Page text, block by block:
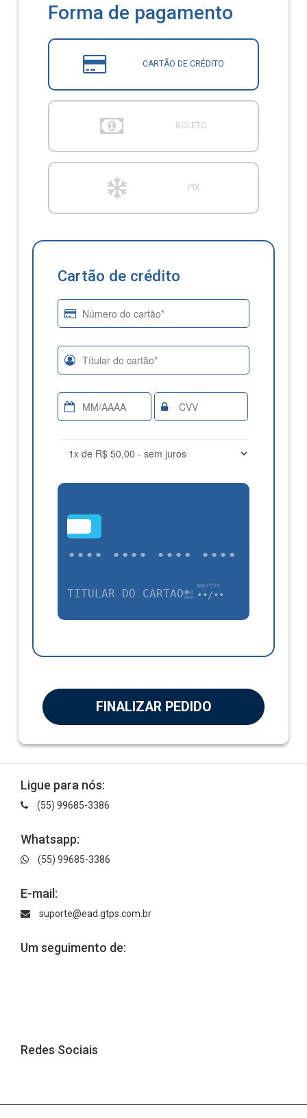
Forma de pagamento
CARTÃO DE CRÉDITO
BOLETO
PIX
Cartão de crédito
•••• •••• •••• ••••
TÍTULAR DO CARTÃO* ••/••
FINALIZAR PEDIDO
Ligue para nós:
(55) 99685-3386
Whatsapp:
(55) 99685-3386
E-mail:
suporte@ead.gtps.com.br
Um seguimento de:
Redes Sociais